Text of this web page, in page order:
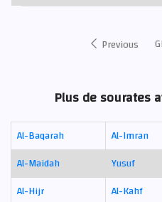
Previous
Plus de sourates
Al-Baqarah Al-Imran
Al-Maidah
Yusuf
Al-Hijr
Al-Kahf